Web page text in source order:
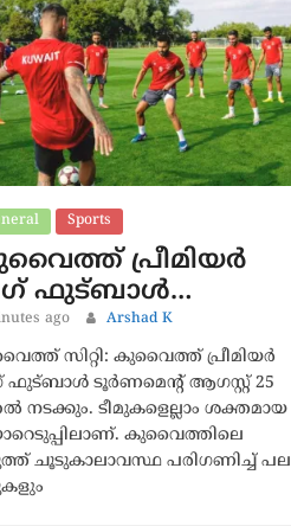
Sports
പ്രീമിയർ
ഫുട്ബാൾ…
ago Arshad K
സിറ്റി: കുവൈത്ത് പ്രീമിയർ
ഫുട്ബാൾ ടൂർണമെന്റ് ആഗസ്റ്റ് 25
നടക്കും. ടീമുകളെല്ലാം ശക്തമായ
കുവൈത്തിലെ
ചൂടുകാലാവസ്ഥ പരിഗണിച്ച് പല